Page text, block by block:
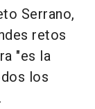
Serrano,
retos
"es la
los